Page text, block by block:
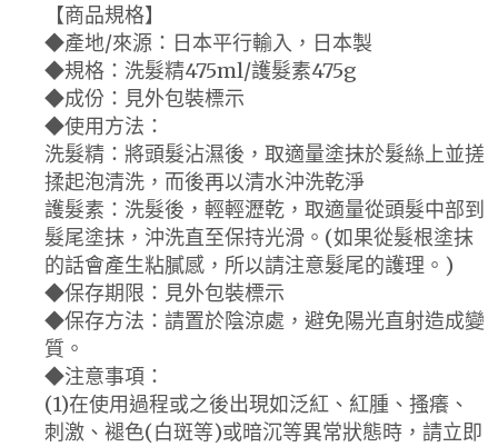
【商品規格】
◆產地/來源：日本平行輸入，日本製
◆規格：洗髮精475ml/護髮素475g
◆成份：見外包裝標示
◆使用方法：
洗髮精：將頭髮沾濕後，取適量塗抹於髮絲上並搓
揉起泡清洗，而後再以清水沖洗乾淨
護髮素：洗髮後，輕輕瀝乾，取適量從頭髮中部到
髮尾塗抹，沖洗直至保持光滑。(如果從髮根塗抹
的話會產生粘膩感，所以請注意髮尾的護理。)
◆保存期限：見外包裝標示
◆保存方法：請置於陰涼處，避免陽光直射造成變
質。
◆注意事項：
(1)在使用過程或之後出現如泛紅、紅腫、搔癢、
刺激、褪色(白斑等)或暗沉等異常狀態時，請立即